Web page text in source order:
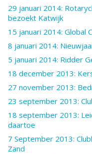
29 januari 2014:
bezoekt Katwijk
15 januari 2014: Global
8 januari 2014:
5 januari 2014: Ridder
18 december 2013:
27 november 2013:
23 september 2013:
18 september 2013:
daartoe
7 September 2013:
Zand